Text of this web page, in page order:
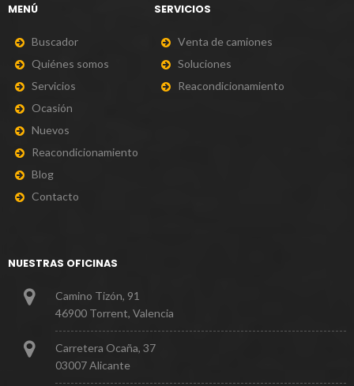
MENÚ
Buscador
Quiénes somos
Servicios
Ocasión
Nuevos
Reacondicionamiento
Blog
Contacto
SERVICIOS
Venta de camiones
Soluciones
Reacondicionamiento
NUESTRAS OFICINAS
Camino Tizón, 91
46900 Torrent, Valencia
Carretera Ocaña, 37
03007 Alicante